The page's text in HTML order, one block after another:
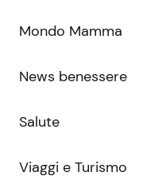
Mondo Mamma
News benessere
Salute
Viaggi e Turismo